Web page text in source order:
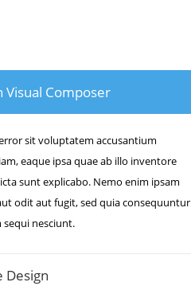
Visual Composer
sit voluptatem accusantium
eaque ipsa quae ab illo inventore
sunt explicabo. Nemo enim ipsam
odit aut fugit, sed quia consequuntur
nesciunt.
Design